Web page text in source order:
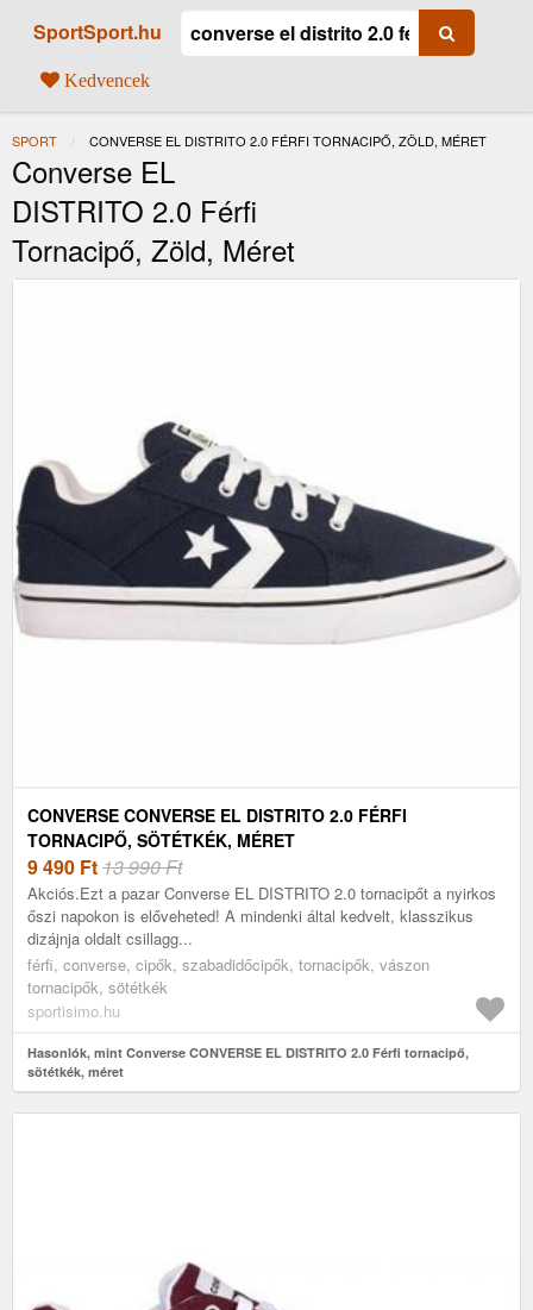
SportSport.hu
Kedvencek
SPORT JELENLEGI:
CONVERSE EL DISTRITO 2.0 FÉRFI TORNACIPŐ, ZÖLD, MÉRET
Converse EL
DISTRITO 2.0 Férfi
Tornacipő, Zöld, Méret
CONVERSE CONVERSE EL DISTRITO 2.0 FÉRFI
TORNACIPŐ, SÖTÉTKÉK, MÉRET
9 490 Ft13 990 Ft
Akciós.Ezt a pazar Converse EL DISTRITO 2.0 tornacipőt a nyirkos
őszi napokon is előveheted! A mindenki által kedvelt, klasszikus
dizájnja oldalt csillagg...
férfi, converse, cipők, szabadidőcipők, tornacipők, vászon
tornacipők, sötétkék
sportisimo.hu
Hasonlók, mint Converse CONVERSE EL DISTRITO 2.0 Férfi tornacipő,
sötétkék, méret